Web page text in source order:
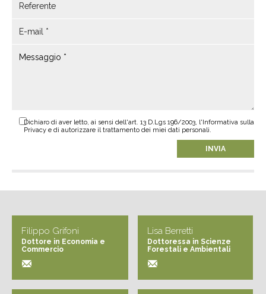
Dichiaro di aver letto, ai sensi dell'art. 13 D.Lgs 196/2003, l'Informativa sulla
Privacy e di autorizzare il trattamento dei miei dati personali.
Filippo Grifoni
Dottore in Economia e
Commercio
Lisa Berretti
Dottoressa in Scienze
Forestali e Ambientali